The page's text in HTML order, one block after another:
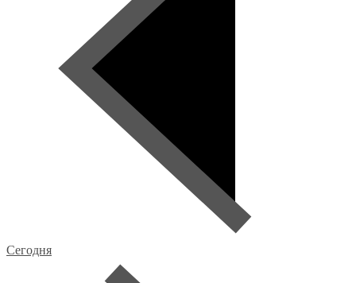
Сегодня